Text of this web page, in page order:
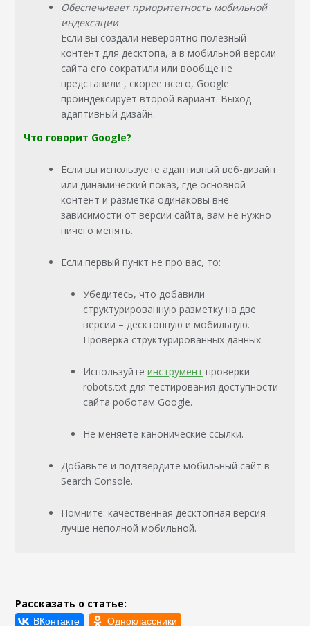
Обеспечивает приоритетность мобильной
индексации
Если вы создали невероятно полезный
контент для десктопа, а в мобильной версии
сайта его сократили или вообще не
представили , скорее всего, Google
проиндексирует второй вариант. Выход –
адаптивный дизайн.
Что говорит Google?
Если вы используете адаптивный веб-дизайн
или динамический показ, где основной
контент и разметка одинаковы вне
зависимости от версии сайта, вам не нужно
ничего менять.
Если первый пункт не про вас, то:
Убедитесь, что добавили
структурированную разметку на две
версии – десктопную и мобильную.
Проверка структурированных данных.
Используйтеинструмент проверки
robots.txt для тестирования доступности
сайта роботам Google.
Не меняете канонические ссылки.
Добавьте и подтвердите мобильный сайт в
Search Console.
Помните: качественная десктопная версия
лучше неполной мобильной.
Рассказать о статье: